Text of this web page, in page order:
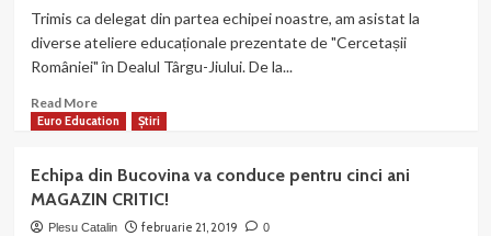
luni
egida
EEF!
63-
lea
al
revistei
MAGAZIN
Trimis ca delegat din partea echipei noastre, am asistat la
diverse ateliere educaționale prezentate de "Cercetașii
României" în Dealul Târgu-Jiului. De la...
Read MoreRead
more
oferite
de
afiliații
Euro Education Știri
Echipa din Bucovina va conduce pentru cinci ani
MAGAZIN CRITIC!
Plesu Catalin februarie 21, 2019 0